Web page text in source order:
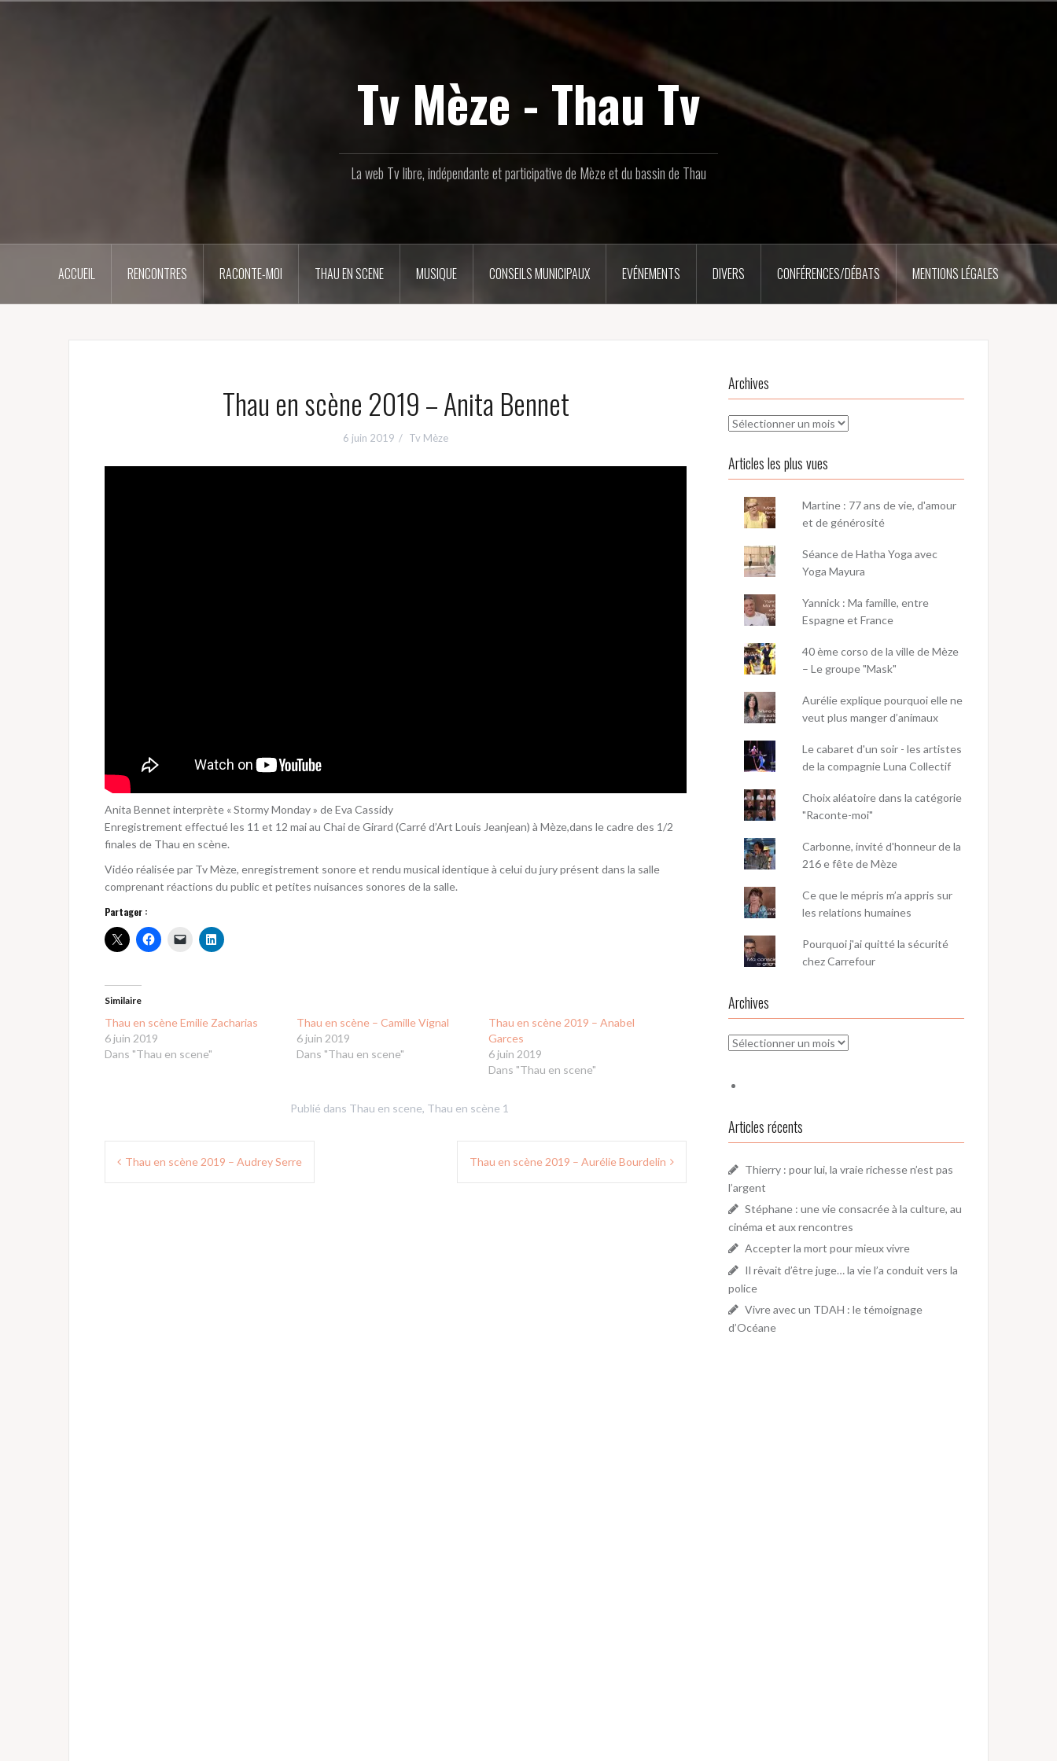
Tv Mèze - Thau Tv
La web Tv libre, indépendante et participative de Mèze et du bassin de Thau
ACCUEIL RENCONTRES RACONTE-MOI THAU EN SCENE MUSIQUE CONSEILS MUNICIPAUX EVÉNEMENTS DIVERS CONFÉRENCES/DÉBATS MENTIONS LÉGALES
Thau en scène 2019 – Anita Bennet
6 juin 2019 Tv Mèze
Anita Bennet interprète « Stormy Monday » de Eva Cassidy
Enregistrement effectué les 11 et 12 mai au Chai de Girard (Carré d’Art Louis Jeanjean) à Mèze,dans le cadre des 1/2
finales de Thau en scène.
Vidéo réalisée par Tv Mèze, enregistrement sonore et rendu musical identique à celui du jury présent dans la salle
comprenant réactions du public et petites nuisances sonores de la salle.
Partager :
Similaire
Thau en scène Emilie Zacharias
6 juin 2019
Dans "Thau en scene"
Thau en scène – Camille Vignal
6 juin 2019
Dans "Thau en scene"
Thau en scène 2019 – Anabel
Garces
6 juin 2019
Dans "Thau en scene"
Publié dans Thau en scene, Thau en scène 1
Navigation
Thau en scène 2019 – Audrey Serre Thau en scène 2019 – Aurélie Bourdelin
Archives
Archives
Articles les plus vues
Martine : 77 ans de vie, d'amour
et de générosité
Séance de Hatha Yoga avec
Yoga Mayura
Yannick : Ma famille, entre
Espagne et France
40 ème corso de la ville de Mèze
– Le groupe "Mask"
Aurélie explique pourquoi elle ne
veut plus manger d’animaux
Le cabaret d'un soir - les artistes
de la compagnie Luna Collectif
Choix aléatoire dans la catégorie
"Raconte-moi"
Carbonne, invité d'honneur de la
216 e fête de Mèze
Ce que le mépris m’a appris sur
les relations humaines
Pourquoi j'ai quitté la sécurité
chez Carrefour
Archives
Archives
Articles récents
Thierry : pour lui, la vraie richesse n’est pas
l’argent
Stéphane : une vie consacrée à la culture, au
cinéma et aux rencontres
Accepter la mort pour mieux vivre
Il rêvait d’être juge… la vie l’a conduit vers la
police
Vivre avec un TDAH : le témoignage
d’Océane